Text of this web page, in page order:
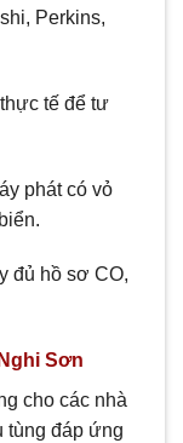
Perkins,
tế để tư
phát có vỏ
đủ hồ sơ CO,
Sơn
cho các nhà
tùng đáp ứng